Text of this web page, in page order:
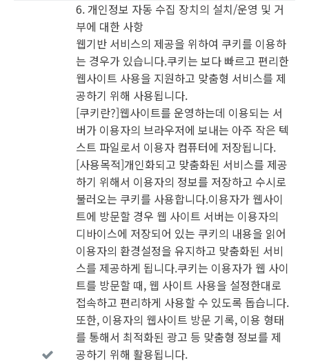
6. 개인정보 자동 수집 장치의 설치/운영 및 거
부에 대한 사항
웹기반 서비스의 제공을 위하여 쿠키를 이용하
는 경우가 있습니다.쿠키는 보다 빠르고 편리한
웹사이트 사용을 지원하고 맞춤형 서비스를 제
공하기 위해 사용됩니다.
[쿠키란?]웹사이트를 운영하는데 이용되는 서
버가 이용자의 브라우저에 보내는 아주 작은 텍
스트 파일로서 이용자 컴퓨터에 저장됩니다.
[사용목적]개인화되고 맞춤화된 서비스를 제공
하기 위해서 이용자의 정보를 저장하고 수시로
불러오는 쿠키를 사용합니다.이용자가 웹사이
트에 방문할 경우 웹 사이트 서버는 이용자의
디바이스에 저장되어 있는 쿠키의 내용을 읽어
이용자의 환경설정을 유지하고 맞춤화된 서비
스를 제공하게 됩니다.쿠키는 이용자가 웹 사이
트를 방문할 때, 웹 사이트 사용을 설정한대로
접속하고 편리하게 사용할 수 있도록 돕습니다.
또한, 이용자의 웹사이트 방문 기록, 이용 형태
를 통해서 최적화된 광고 등 맞춤형 정보를 제
공하기 위해 활용됩니다.